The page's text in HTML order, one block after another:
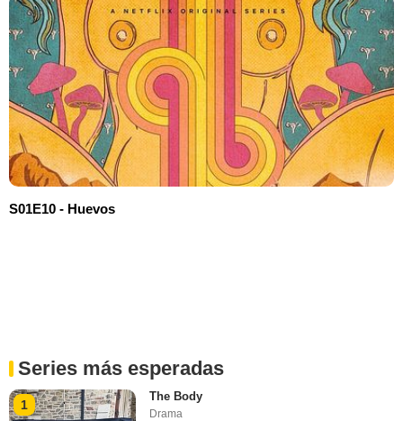
S01E10 - Huevos
Series más esperadas
1
The Body
Drama